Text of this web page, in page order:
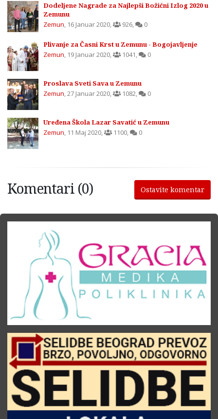
Dodeljene Nagrade za Najlepši Božićni Izlog 2020 u
Zemunu
Zemun, 16 Januar 2020, 926, 0
Plivanje za Časni Krst u Zemunu - Bogojavljenje
Zemun, 19 Januar 2020, 1041, 0
Proslava Sveti Sava u Zemunu
Zemun,27 Januar 2020, 1082, 0
Uređena Škola Lazar Savatić u Zemunu
Zemun, 11 Maj 2020, 1100, 0
Komentari (0) Ostavite komentar